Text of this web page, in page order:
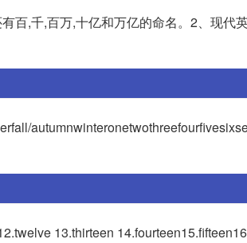
百,千,百万,十亿和万亿的命名。2、现代
13.thirteen